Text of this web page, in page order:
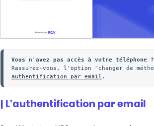
authentification par email .
| L'authentification par email